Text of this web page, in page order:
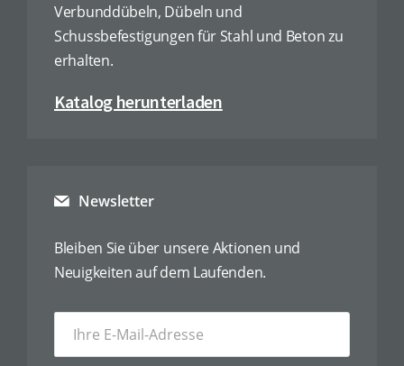
Verbunddübeln, Dübeln und
Schussbefestigungen für Stahl und Beton zu
erhalten.
Katalog herunterladen
Newsletter
Bleiben Sie über unsere Aktionen und
Neuigkeiten auf dem Laufenden.